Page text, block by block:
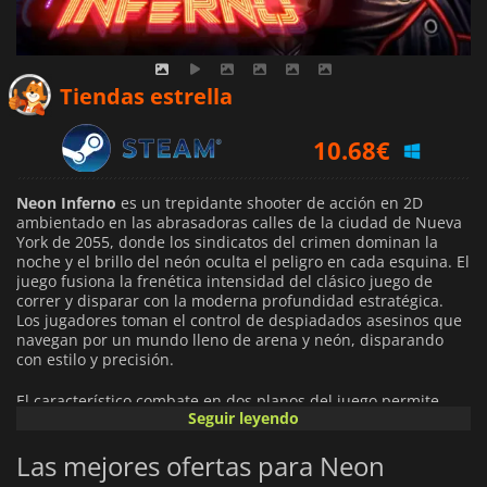
Tiendas estrella
10.68€
19.99€
Neon Inferno es un trepidante shooter de acción en 2D
ambientado en las abrasadoras calles de la ciudad de Nueva
York de 2055, donde los sindicatos del crimen dominan la
noche y el brillo del neón oculta el peligro en cada esquina. El
juego fusiona la frenética intensidad del clásico juego de
correr y disparar con la moderna profundidad estratégica.
Los jugadores toman el control de despiadados asesinos que
navegan por un mundo lleno de arena y neón, disparando
con estilo y precisión.
El característico combate en dos planos del juego permite
enfrentarse a los enemigos tanto en primer plano como en
cinemática que recuerda a los shooters arcade retro, pero
con un toque moderno. Combina esto con la mecánica de
Seguir leyendo
Las mejores ofertas para Neon